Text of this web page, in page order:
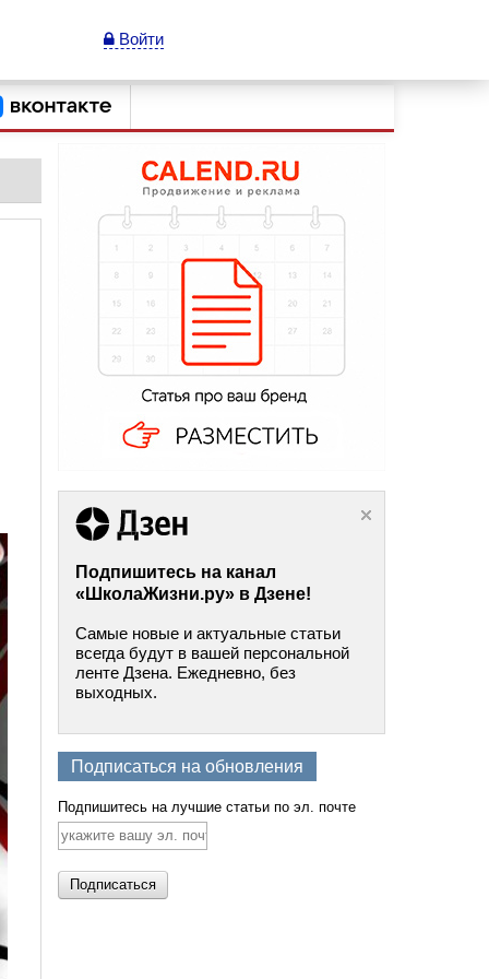
Войти
Подпишитесь на канал
«ШколаЖизни.ру» в Дзене!
Самые новые и актуальные статьи
всегда будут в вашей персональной
ленте Дзена. Ежедневно, без
выходных.
Подписаться на обновления
Подпишитесь на лучшие статьи по эл. почте